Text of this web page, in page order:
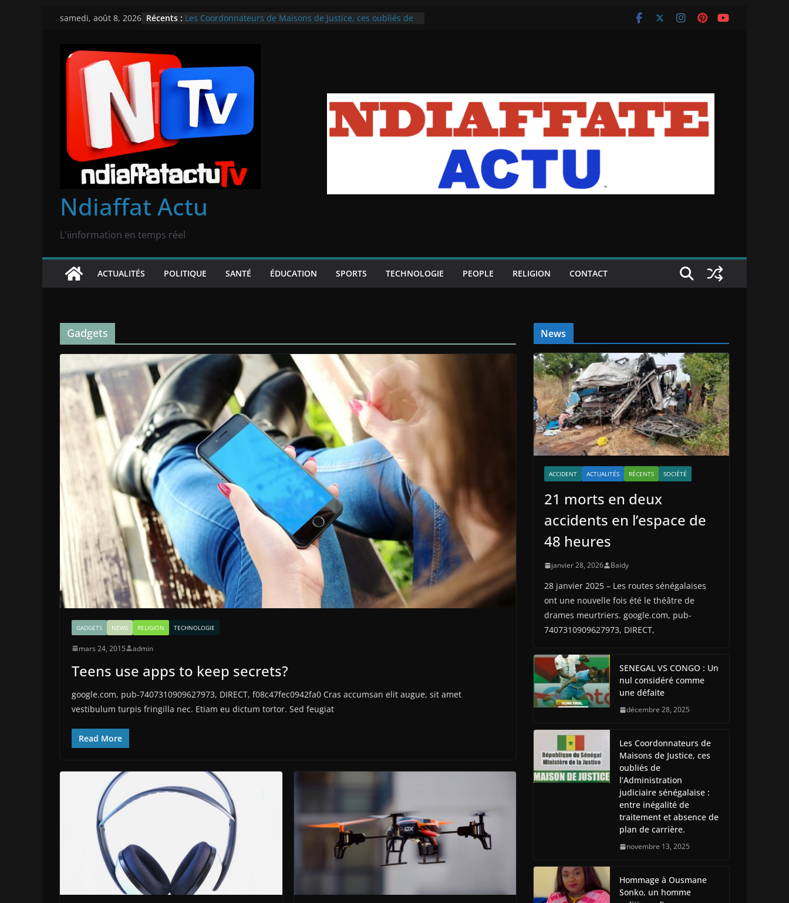
Passersamedi, août 8, 2026 Récents : Les Coordonnateurs de Maisons de Justice, ces oubliés de
motos
21 morts en deux accidents en l’espace de 48 heures
Sénégal V Soudan : débriefing des tops et flops
SENEGAL VS CONGO : Un nul considéré comme une défaite
Ndiaffat Actu
L'iinformation en temps réel
ACTUALITÉS POLITIQUE SANTÉ ÉDUCATION SPORTS TECHNOLOGIE PEOPLE RELIGION CONTACT
Gadgets
GADGETS NEWS RELIGION TECHNOLOGIE
mars 24, 2015 admin
Teens use apps to keep secrets?
google.com, pub-7407310909627973, DIRECT, f08c47fec0942fa0 Cras accumsan elit augue, sit amet
vestibulum turpis fringilla nec. Etiam eu dictum tortor. Sed feugiat
Read More
News
ACCIDENT ACTUALITÉS RÉCENTS SOCIÉTÉ
21 morts en deux
accidents en l’espace de
48 heures
janvier 28, 2026 Baidy
28 janvier 2025 – Les routes sénégalaises
ont une nouvelle fois été le théâtre de
drames meurtriers. google.com, pub-
7407310909627973, DIRECT,
SENEGAL VS CONGO : Un
nul considéré comme
une défaite
décembre 28, 2025
Les Coordonnateurs de
Maisons de Justice, ces
oubliés de
l’Administration
judiciaire sénégalaise :
entre inégalité de
traitement et absence de
plan de carrière.
novembre 13, 2025
Hommage à Ousmane
Sonko, un homme